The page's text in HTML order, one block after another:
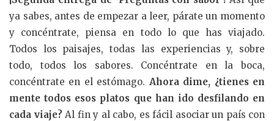
ya sabes, antes de empezar a leer, párate un momento
y concéntrate, piensa en todo lo que has viajado.
Todos los paisajes, todas las experiencias y, sobre
todo, todos los sabores. Concéntrate en la boca,
concéntrate en el estómago. Ahora dime, ¿tienes en
mente todos esos platos que han ido desfilando en
cada viaje?Al fin y al cabo, es fácil asociar un país con